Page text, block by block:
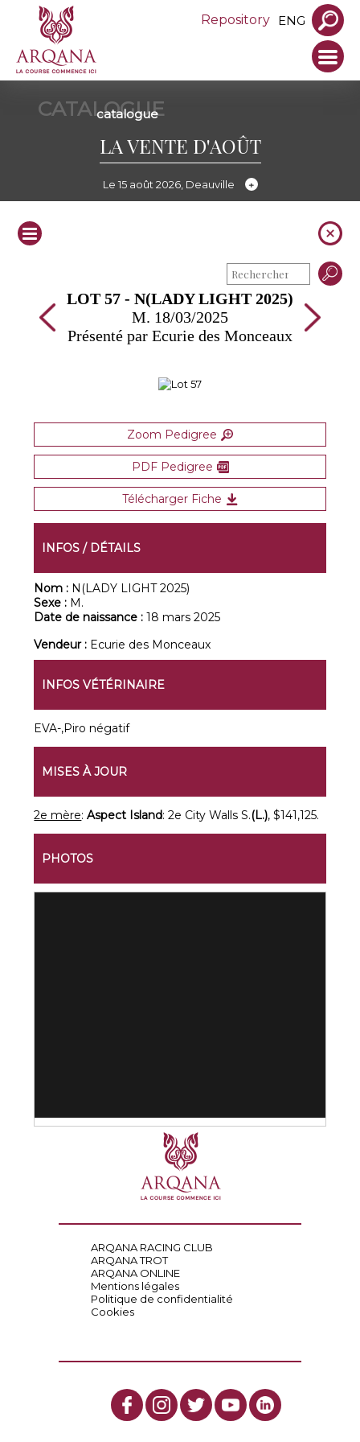
Repository ENG
CATALOGUE
catalogue
LA VENTE D'AOÛT
Le 15 août 2026, Deauville
LOT 57 - N(LADY LIGHT 2025)
M. 18/03/2025
Présenté par Ecurie des Monceaux
Zoom Pedigree
PDF Pedigree
Télécharger Fiche
INFOS / DÉTAILS
Nom : N(LADY LIGHT 2025)
Sexe : M.
Date de naissance :18 mars 2025
Vendeur : Ecurie des Monceaux
INFOS VÉTÉRINAIRE
EVA-,Piro négatif
MISES À JOUR
2e mère:Aspect Island: 2e City Walls S.(L.), $141,125.
PHOTOS
ARQANA RACING CLUB
ARQANA TROT
ARQANA ONLINE
Mentions légales
Politique de confidentialité
Cookies